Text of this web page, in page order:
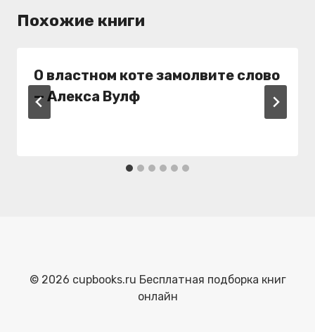
Похожие книги
О властном коте замолвите слово
— Алекса Вулф
© 2026 cupbooks.ru Бесплатная подборка книг
онлайн